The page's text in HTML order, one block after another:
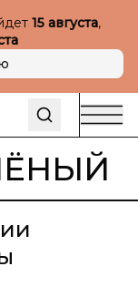
15 августа,